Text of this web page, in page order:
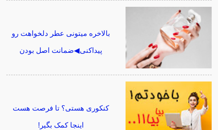
بالاخره میتونی عطر دلخواهت رو
پیداکنی◀ضمانت اصل بودن
کنکوری هستی؟ تا فرصت هست
اینجا کمک بگیر!